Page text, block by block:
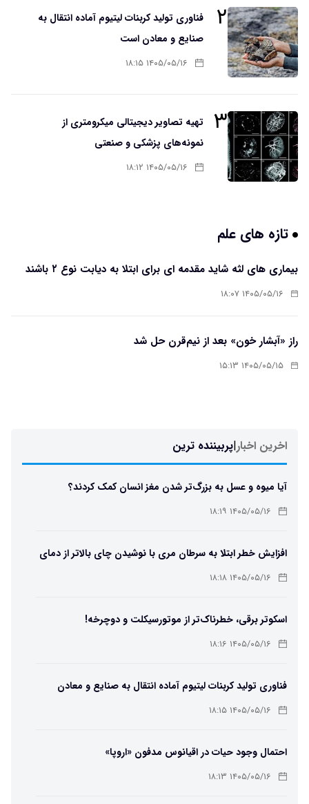
۲
فناوری تولید کربنات لیتیوم آماده انتقال به
صنایع و معادن است
۱۴۰۵/۰۵/۱۶ ۱۸:۱۵
۳
تهیه تصاویر دیجیتالی میکرومتری از
نمونه‌های پزشکی و صنعتی
۱۴۰۵/۰۵/۱۶ ۱۸:۱۲
تازه های علم
بیماری های لثه شاید مقدمه ای برای ابتلا به دیابت نوع ۲ باشند
۱۴۰۵/۰۵/۱۶ ۱۸:۰۷
راز «آبشار خون» بعد از نیم‌قرن حل شد
۱۴۰۵/۰۵/۱۵ ۱۵:۱۳
اخرین اخبار|پربیننده ترین
آیا میوه و عسل به بزرگ‌تر شدن مغز انسان کمک کردند؟
۱۴۰۵/۰۵/۱۶ ۱۸:۱۹
افزایش خطر ابتلا به سرطان مری با نوشیدن چای بالاتر از دمای
۶۵ درجه ۱۴۰۵/۰۵/۱۶ ۱۸:۱۸
اسکوتر برقی، خطرناک‌تر از موتورسیکلت و دوچرخه!
۱۴۰۵/۰۵/۱۶ ۱۸:۱۶
فناوری تولید کربنات لیتیوم آماده انتقال به صنایع و معادن
است۱۴۰۵/۰۵/۱۶ ۱۸:۱۵
احتمال وجود حیات در اقیانوس مدفون «اروپا»
۱۴۰۵/۰۵/۱۶ ۱۸:۱۳